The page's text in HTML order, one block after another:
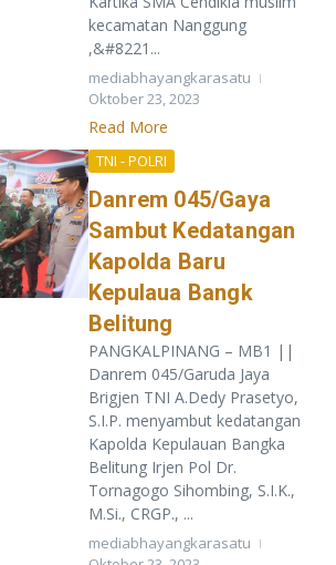
kecamatan Nanggung
,&#8221...
mediabhayangkarasatu
Oktober 23, 2023
Read More
TNI - POLRI
Danrem 045/Gaya
Sambut Kedatangan
Kapolda Baru
Kepulaua Bangk
Belitung
PANGKALPINANG – MB1 ||
Danrem 045/Garuda Jaya
Brigjen TNI A.Dedy Prasetyo,
S.I.P. menyambut kedatangan
Kapolda Kepulauan Bangka
Belitung Irjen Pol Dr.
Tornagogo Sihombing, S.I.K.,
M.Si., CRGP., ...
mediabhayangkarasatu